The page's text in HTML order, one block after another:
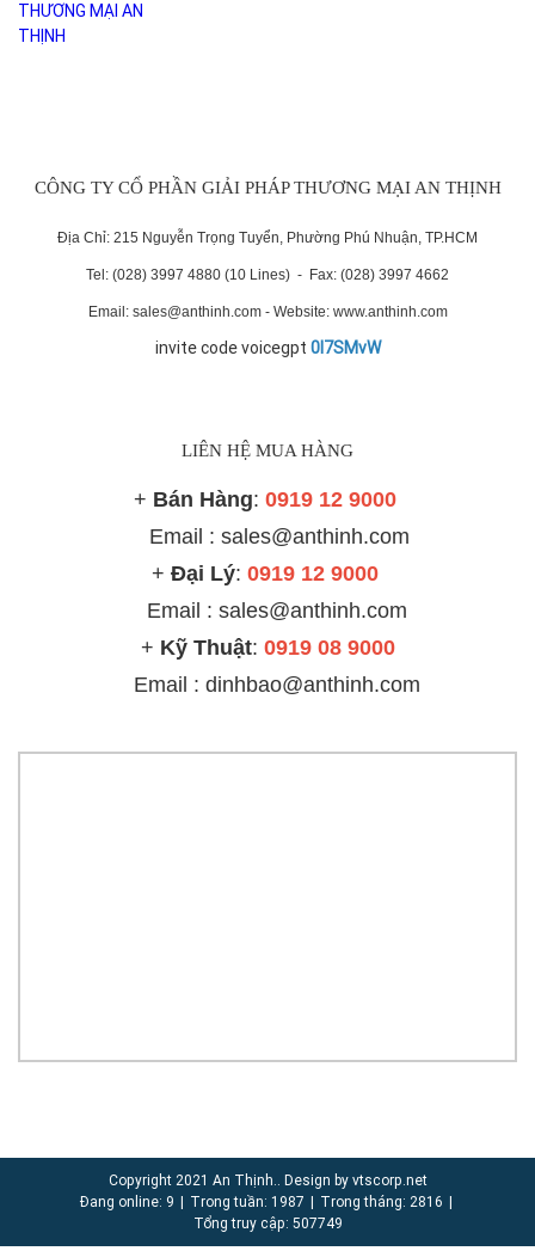
CÔNG TY CỔ PHẦN GIẢI PHÁP THƯƠNG MẠI AN THỊNH
Địa Chỉ: 215 Nguyễn Trọng Tuyển, Phường Phú Nhuận, TP.HCM
Tel: (028) 3997 4880 (10 Lines) - Fax: (028) 3997 4662
Email: sales@anthinh.com - Website: www.anthinh.com
invite code voicegpt 0I7SMvW
LIÊN HỆ MUA HÀNG
+ Bán Hàng: 0919 12 9000
Email : sales@anthinh.com
+ Đại Lý: 0919 12 9000
Email : sales@anthinh.com
+ Kỹ Thuật: 0919 08 9000
Email : dinhbao@anthinh.com
Copyright 2021 An Thịnh.. Design by vtscorp.net
Đang online: 9 | Trong tuần: 1987 | Trong tháng: 2816 |
Tổng truy cập: 507749